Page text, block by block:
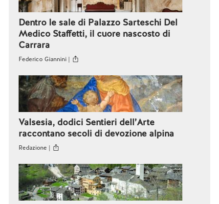
Dentro le sale di Palazzo Sarteschi Del
Medico Staffetti, il cuore nascosto di
Carrara
Federico Giannini |
Valsesia, dodici Sentieri dell’Arte
raccontano secoli di devozione alpina
Redazione |